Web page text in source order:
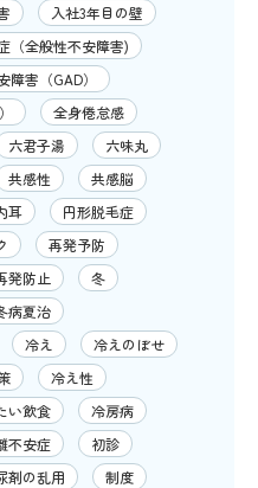
入社3年目の壁
（全般性不安障害)
障害（GAD）
全身倦怠感
六君子湯
六味丸
共感性
共感脳
耳
円形脱毛症
再発予防
発防止
冬
病夏治
冷え
冷えのぼせ
冷え性
い飲食
冷房病
不安症
初診
剤の乱用
制度